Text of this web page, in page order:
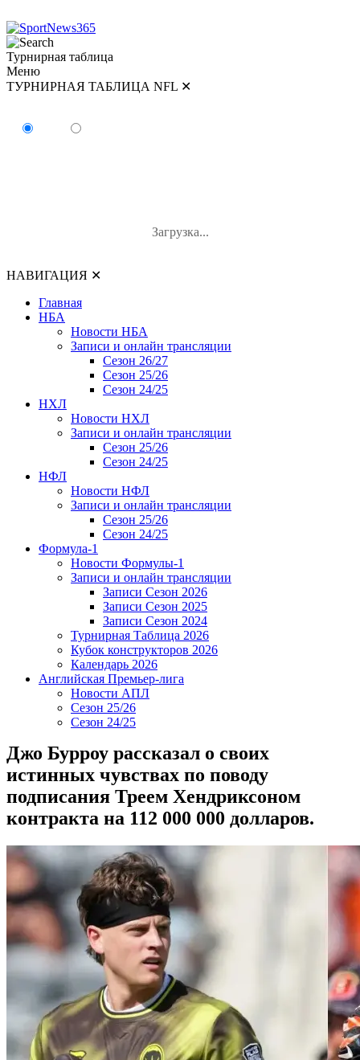
Турнирная таблица
Меню
ТУРНИРНАЯ ТАБЛИЦА NFL ✕
Загрузка...
НАВИГАЦИЯ ✕
Главная
НБА
Новости НБА
Записи и онлайн трансляции
Сезон 26/27
Сезон 25/26
Сезон 24/25
НХЛ
Новости НХЛ
Записи и онлайн трансляции
Сезон 25/26
Сезон 24/25
НФЛ
Новости НФЛ
Записи и онлайн трансляции
Сезон 25/26
Сезон 24/25
Формула-1
Новости Формулы-1
Записи и онлайн трансляции
Записи Сезон 2026
Записи Сезон 2025
Записи Сезон 2024
Турнирная Таблица 2026
Кубок конструкторов 2026
Календарь 2026
Английская Премьер-лига
Новости АПЛ
Сезон 25/26
Сезон 24/25
Джо Бурроу рассказал о своих
истинных чувствах по поводу
подписания Треем Хендриксоном
контракта на 112 000 000 долларов.